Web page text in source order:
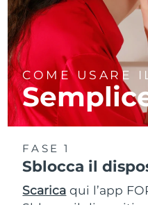
COME USARE
FASE 1
Sblocca il
Scarica qui l’app